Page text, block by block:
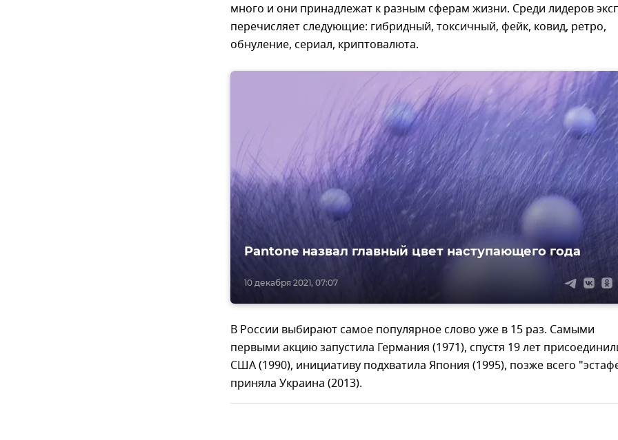
много и они принадлежат к разным сферам жизни. Среди лидеров
перечисляет следующие: гибридный, токсичный, фейк, ковид, ретро,
обнуление, сериал, криптовалюта.
10 декабря 2021, 07:07
Pantone назвал главный цвет наступающего года
В России выбирают самое популярное слово уже в 15 раз. Самыми
первыми акцию запустила Германия (1971), спустя 19 лет
США (1990), инициативу подхватила Япония (1995), позже всего
приняла Украина (2013).